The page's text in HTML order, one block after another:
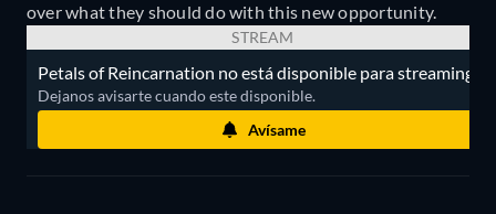
over what they should do with this new opportunity.
STREAM
Petals of Reincarnation no está disponible para streaming.
Dejanos avisarte cuando este disponible.
Avísame